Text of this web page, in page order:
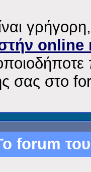
σας στο
forum